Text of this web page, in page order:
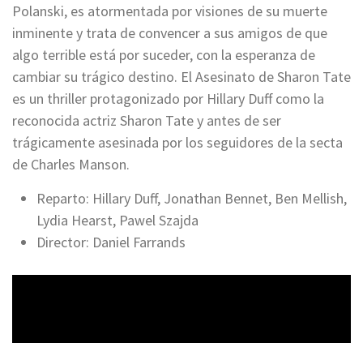
Polanski, es atormentada por visiones de su muerte
inminente y trata de convencer a sus amigos de que
algo terrible está por suceder, con la esperanza de
cambiar su trágico destino. El Asesinato de Sharon Tate
es un thriller protagonizado por Hillary Duff como la
reconocida actriz Sharon Tate y antes de ser
trágicamente asesinada por los seguidores de la secta
de Charles Manson.
Reparto: Hillary Duff, Jonathan Bennet, Ben Mellish,
Lydia Hearst, Pawel Szajda
Director: Daniel Farrands